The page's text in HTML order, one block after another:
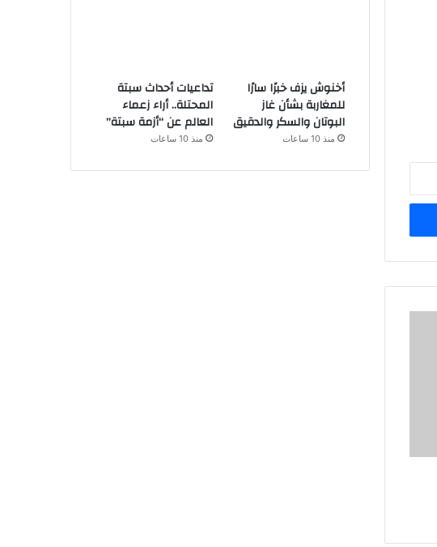
أخنوش يزف خبرًا سارًا
للمغاربة بشأن غاز
البوتان والسكر والدقيق
منذ 10 ساعات
تداعيات أحداث سبتة
المحتلة.. أراء زعماء
العالم عن “أزمة سبتة”
منذ 10 ساعات